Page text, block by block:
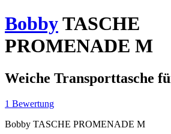
BobbyTASCHE
PROMENADE M
Weiche Transporttasche
1 Bewertung
Bobby TASCHE PROMENADE M